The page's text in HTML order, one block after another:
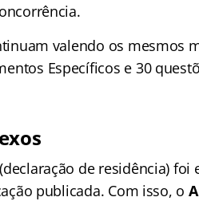
valendo os mesmos
Específicos e 30
de residência)
publicada. Com isso, o